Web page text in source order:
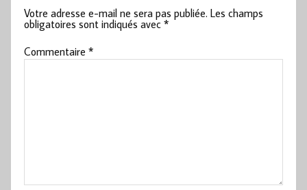
Votre adresse e-mail ne sera pas publiée. Les champs
obligatoires sont indiqués avec*
Commentaire*